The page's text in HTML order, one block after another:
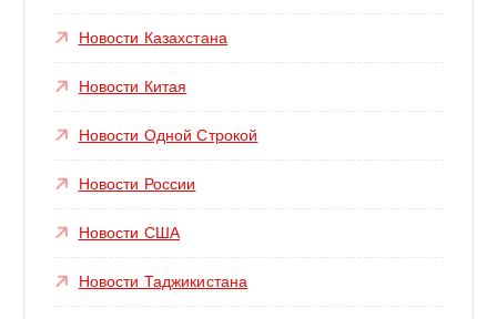
Новости Казахстана
Новости Китая
Новости Одной Строкой
Новости России
Новости США
Новости Таджикистана